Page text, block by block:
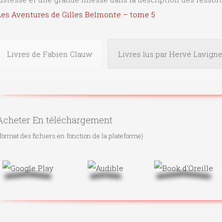
Aventures de Gilles Belmonte – tome 5
Livres de Fabien Clauw Livres lus par Hervé Lavigne
En téléchargement
des fichiers en fonction de la plateforme)